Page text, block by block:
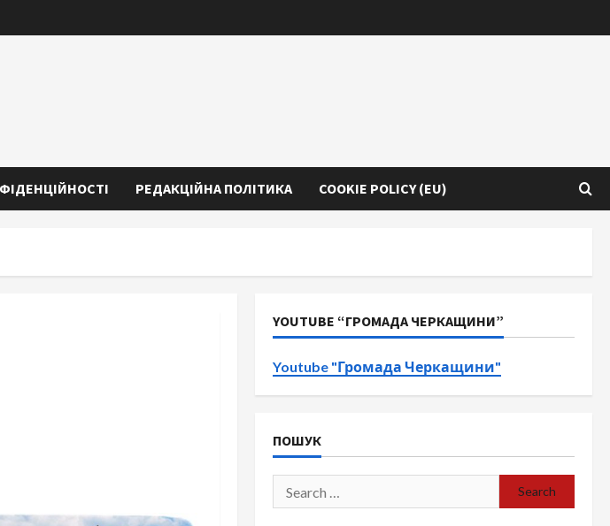
РЕДАКЦІЙНА ПОЛІТИКА COOKIE POLICY (EU)
YOUTUBE “ГРОМАДА ЧЕРКАЩИНИ”
Youtube "Громада Черкащини"
ПОШУК
Search
for: